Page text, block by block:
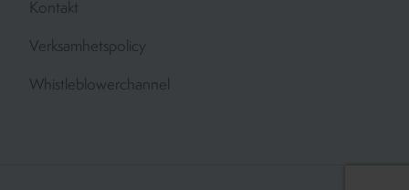
Kontakt
Verksamhetspolicy
Whistleblowerchannel